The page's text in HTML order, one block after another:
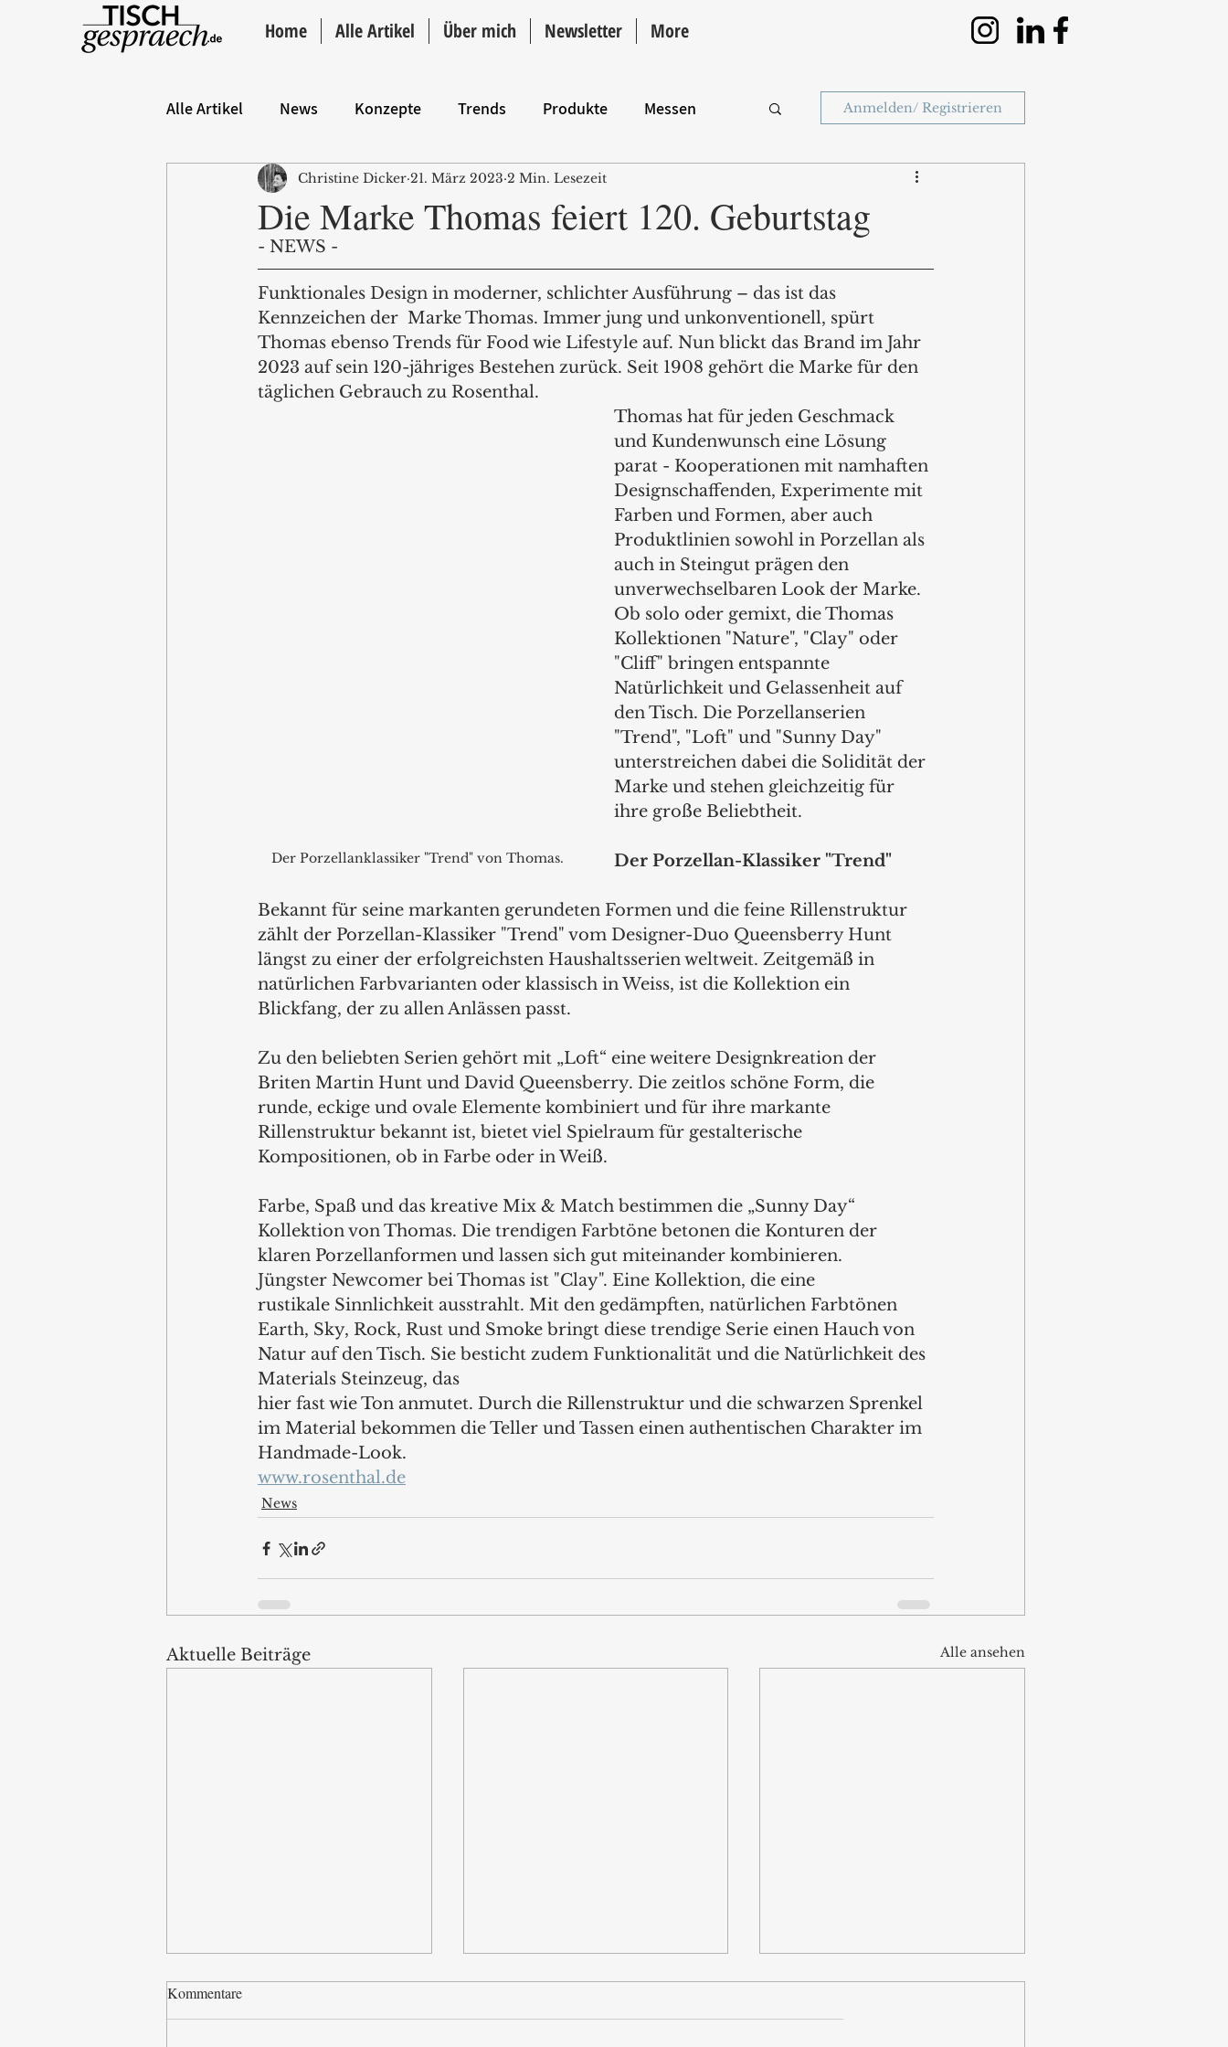
Home Alle Artikel Über mich Newsletter More
Alle Artikel News Konzepte Trends Produkte Messen
Hintergrund ANZEIGE Intro
Anmelden/ Registrieren
Die Marke Thomas feiert 120. Geburtstag
Christine Dicker 21. März 2023 2 Min. Lesezeit
- NEWS -
Funktionales Design in moderner, schlichter Ausführung – das ist das
Kennzeichen der  Marke Thomas. Immer jung und unkonventionell, spürt
Thomas ebenso Trends für Food wie Lifestyle auf. Nun blickt das Brand im Jahr
2023 auf sein 120-jähriges Bestehen zurück. Seit 1908 gehört die Marke für den
täglichen Gebrauch zu Rosenthal.
Der Porzellanklassiker "Trend" von Thomas.
Thomas hat für jeden Geschmack
und Kundenwunsch eine Lösung
parat - Kooperationen mit namhaften
Designschaffenden, Experimente mit
Farben und Formen, aber auch
Produktlinien sowohl in Porzellan als
auch in Steingut prägen den
unverwechselbaren Look der Marke.
Ob solo oder gemixt, die Thomas
Kollektionen "Nature", "Clay" oder
"Cliff" bringen entspannte
Natürlichkeit und Gelassenheit auf
den Tisch. Die Porzellanserien
"Trend", "Loft" und "Sunny Day"
unterstreichen dabei die Solidität der
Marke und stehen gleichzeitig für
ihre große Beliebtheit.
Der Porzellan-Klassiker "Trend"
Bekannt für seine markanten gerundeten Formen und die feine Rillenstruktur
zählt der Porzellan-Klassiker "Trend" vom Designer-Duo Queensberry Hunt
längst zu einer der erfolgreichsten Haushaltsserien weltweit. Zeitgemäß in
natürlichen Farbvarianten oder klassisch in Weiss, ist die Kollektion ein
Blickfang, der zu allen Anlässen passt.
Zu den beliebten Serien gehört mit „Loft“ eine weitere Designkreation der
Briten Martin Hunt und David Queensberry. Die zeitlos schöne Form, die
runde, eckige und ovale Elemente kombiniert und für ihre markante
Rillenstruktur bekannt ist, bietet viel Spielraum für gestalterische
Kompositionen, ob in Farbe oder in Weiß.
Farbe, Spaß und das kreative Mix & Match bestimmen die „Sunny Day“
Kollektion von Thomas. Die trendigen Farbtöne betonen die Konturen der
klaren Porzellanformen und lassen sich gut miteinander kombinieren.
Jüngster Newcomer bei Thomas ist "Clay". Eine Kollektion, die eine
rustikale Sinnlichkeit ausstrahlt. Mit den gedämpften, natürlichen Farbtönen
Earth, Sky, Rock, Rust und Smoke bringt diese trendige Serie einen Hauch von
Natur auf den Tisch. Sie besticht zudem Funktionalität und die Natürlichkeit des
Materials Steinzeug, das
hier fast wie Ton anmutet. Durch die Rillenstruktur und die schwarzen Sprenkel
im Material bekommen die Teller und Tassen einen authentischen Charakter im
Handmade-Look.
www.rosenthal.de
News
Aktuelle Beiträge Alle ansehen
Kommentare